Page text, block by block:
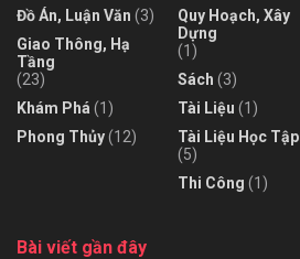
Đồ Án, Luận Văn (3)
Giao Thông, Hạ
Tầng
(23)
Khám Phá (1)
Phong Thủy(12)
Quy Hoạch, Xây
Dựng
(1)
Sách (3)
Tài Liệu (1)
Tài Liệu Học Tập
(5)
Thi Công (1)
Bài viết gần đây